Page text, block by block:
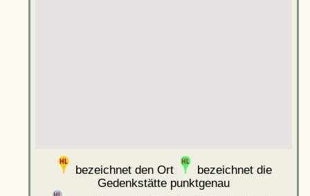
bezeichnet den Ort
bezeichnet die
Gedenkstätte punktgenau